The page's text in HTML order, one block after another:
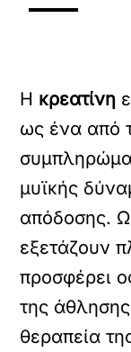
Η κρεατίνη
ως ένα από
μυϊκής
απόδοσης.
εξετάζουν
προσφέρει
της
θεραπεία